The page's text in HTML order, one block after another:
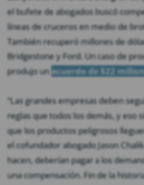
el bufete de abogados buscó
líneas de cruceros en medio de
También recuperó millones de
Bridgestone y Ford. Un caso de
produjo unacuerdo de $22
“Las grandes empresas deben
reglas que todos los demás, y eso
que los productos peligrosos
el cofundador abogado Jason
hacen, deberían pagar a los
una compensación. Fin de la